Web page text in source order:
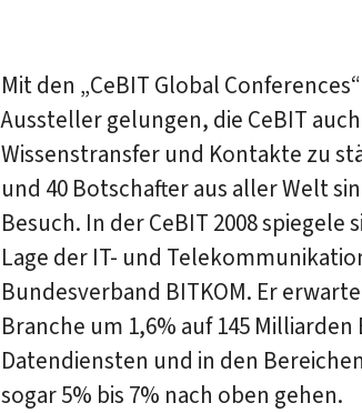
Mit den „CeBIT Global
Aussteller gelungen, die CeBIT
Wissenstransfer und Kontakte zu
und 40 Botschafter aus aller Welt
Besuch. In der CeBIT 2008
Lage der IT- und
Bundesverband BITKOM. Er
Branche um 1,6% auf 145
Datendiensten und in den
sogar 5% bis 7% nach oben gehen.